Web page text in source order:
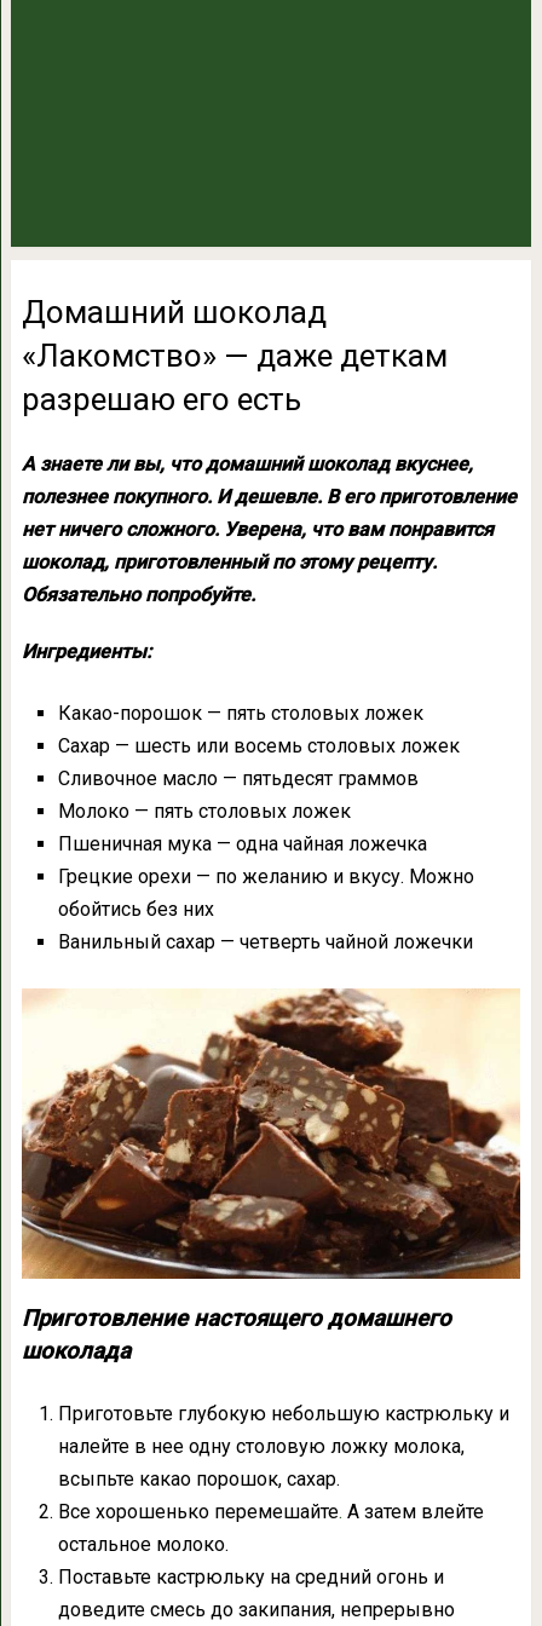
Домашний шоколад
«Лакомство» — даже деткам
разрешаю его есть
А знаете ли вы, что домашний шоколад вкуснее,
полезнее покупного. И дешевле. В его приготовление
нет ничего сложного. Уверена, что вам понравится
шоколад, приготовленный по этому рецепту.
Обязательно попробуйте.
Ингредиенты:
Какао-порошок — пять столовых ложек
Сахар — шесть или восемь столовых ложек
Сливочное масло — пятьдесят граммов
Молоко — пять столовых ложек
Пшеничная мука — одна чайная ложечка
Грецкие орехи — по желанию и вкусу. Можно
обойтись без них
Ванильный сахар — четверть чайной ложечки
Приготовление настоящего домашнего
шоколада
Приготовьте глубокую небольшую кастрюльку и
налейте в нее одну столовую ложку молока,
всыпьте какао порошок, сахар.
Все хорошенько перемешайте. А затем влейте
остальное молоко.
Поставьте кастрюльку на средний огонь и
доведите смесь до закипания, непрерывно